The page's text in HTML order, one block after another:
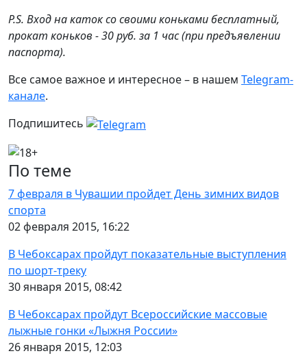
P.S. Вход на каток со своими коньками бесплатный,
прокат коньков - 30 руб. за 1 час (при предъявлении
паспорта).
Все самое важное и интересное – в нашем Telegram-
канале.
Подпишитесь
По теме
7 февраля в Чувашии пройдет День зимних видов
спорта
02 февраля 2015, 16:22
В Чебоксарах пройдут показательные выступления
по шорт-треку
30 января 2015, 08:42
В Чебоксарах пройдут Всероссийские массовые
лыжные гонки «Лыжня России»
26 января 2015, 12:03